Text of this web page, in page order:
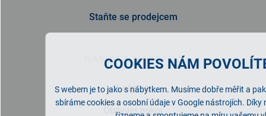
COOKIES NÁM
S webem je to jako s nábytkem. Musíme dobře měřit a
sbíráme cookies a osobní údaje v Google nástrojích. Díky
Staňte se prodejcem
NABÍDKA NÁBYTKU
Ložnice
Obývací pokoj